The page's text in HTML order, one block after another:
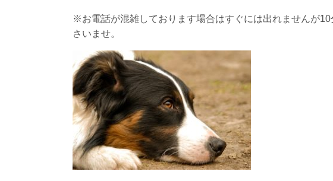
※お電話が混雑しております場合はすぐには出れませんが
さいませ。